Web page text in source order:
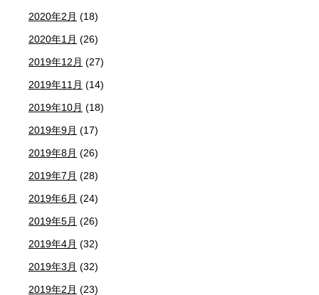
2020年2月 (18)
2020年1月 (26)
2019年12月 (27)
2019年11月 (14)
2019年10月 (18)
2019年9月 (17)
2019年8月 (26)
2019年7月 (28)
2019年6月 (24)
2019年5月 (26)
2019年4月 (32)
2019年3月 (32)
2019年2月 (23)